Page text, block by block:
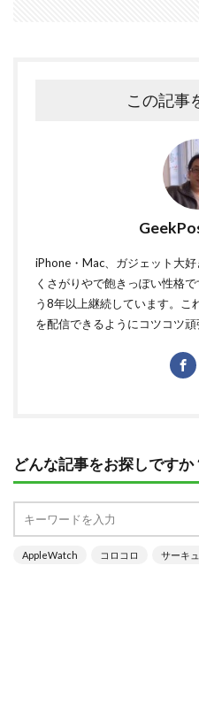
この記事
iPhone・Mac、ガジェット大
くさがりやで飽きっぽい性格
う8年以上継続しています。こ
を配信できるようにコツコツ頑
どんな記事をお探しですか
AppleWatch コロコロ サーキ